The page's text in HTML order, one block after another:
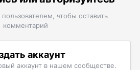
чтобы оставить
комментарий
аккаунт
аккаунт в нашем сообществе.